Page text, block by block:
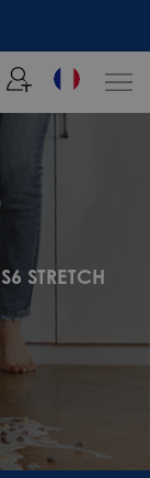
réduction sur votre
STRETCH